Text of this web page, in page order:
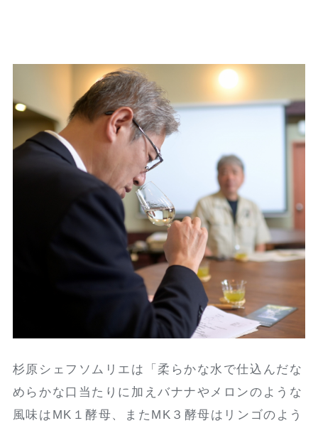
杉原シェフソムリエは「柔らかな水で仕込んだな
めらかな口当たりに加えバナナやメロンのような
風味はMK１酵母、またMK３酵母はリンゴのよう